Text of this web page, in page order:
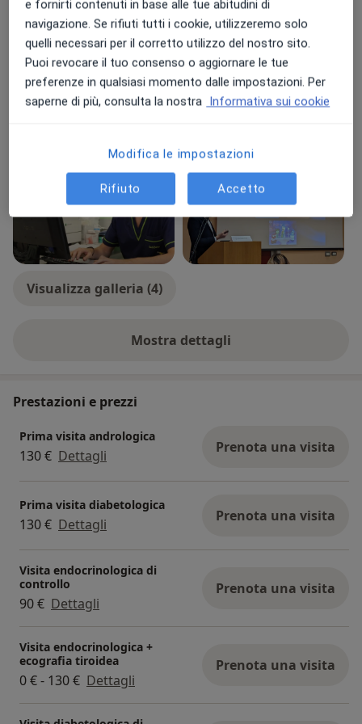
Presso questo indirizzo visito
Adulti (Solo in alcuni indirizzi)
Bambini (Solo in alcuni indirizzi)
Tipologia di visite
In studioVisualizza gli indirizzi (4)
Visualizza galleria (4)
Mostra dettagli
sull'esperienza
Prestazioni e prezzi
Prima visita andrologica
130 € Dettagli Prenota una visita
Prima visita diabetologica
130 € Dettagli Prenota una visita
Visita endocrinologica di
controllo
90 € Dettagli
Prenota una visita
Visita endocrinologica +
ecografia tiroidea
0 € - 130 € Dettagli
Prenota una visita
e fornirti contenuti in base alle tue abitudini di
navigazione. Se rifiuti tutti i cookie, utilizzeremo solo
quelli necessari per il corretto utilizzo del nostro sito.
Puoi revocare il tuo consenso o aggiornare le tue
preferenze in qualsiasi momento dalle impostazioni. Per
saperne di più, consulta la nostra Informativa sui cookie
Modifica le impostazioni
Rifiuto Accetto